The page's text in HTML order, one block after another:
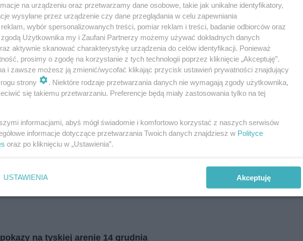
fot:
na tyskiej arenie 14 grudnia
Piekary Śląskie
Chorzów
Tarnowskie Góry
Ruda Śląska
Świętochłowice
Tychy
Bytom
Katowice
Gliwice
Zabrze
Zagłębie
Kontakt
Wydawca
Redakcja
Reklama
na urządzeniu oraz przetwarzamy dane osobowe, takie jak unikalne identyfikatory,
wysyłane przez urządzenie czy dane przeglądania w celu zapewniania
wybór spersonalizowanych treści, pomiar reklam i treści, badanie odbiorców oraz
zgodą Użytkownika my i Zaufani Partnerzy możemy używać dokładnych danych
aktywnie skanować charakterystykę urządzenia do celów identyfikacji. Ponieważ
prosimy o zgodę na korzystanie z tych technologii poprzez kliknięcie „Akceptuję”.
i zawsze możesz ją zmienić/wycofać klikając przycisk ustawień prywatności znajdujący
strony
. Niektóre rodzaje przetwarzania danych nie wymagają zgody użytkownika,
się takiemu przetwarzaniu. Preferencje będą miały zastosowania tylko na tej
informacjami, abyś mógł świadomie i komfortowo korzystać z naszych serwisów
informacje dotyczące przetwarzania Twoich danych znajdziesz w Polityce
oraz po kliknięciu w „Ustawienia”.
USTAWIENIA Akceptuję